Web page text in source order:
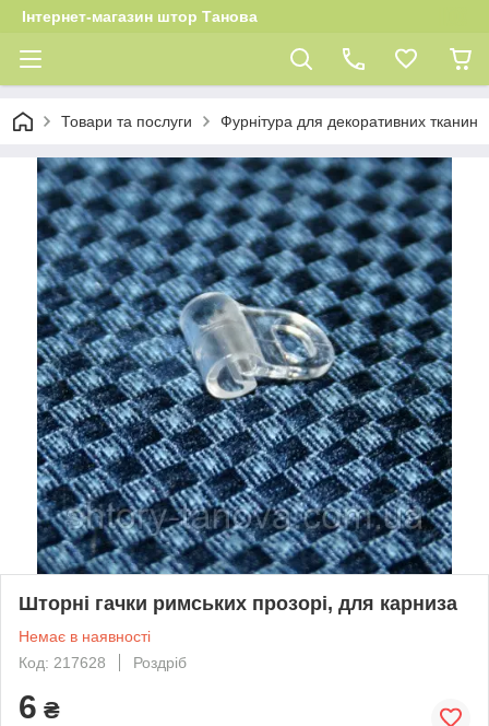
Інтернет-магазин штор Танова
Товари та послуги Фурнітура для декоративних тканин
Шторні гачки римських прозорі, для карниза
Немає в наявності
Код: 217628
Роздріб
6 ₴